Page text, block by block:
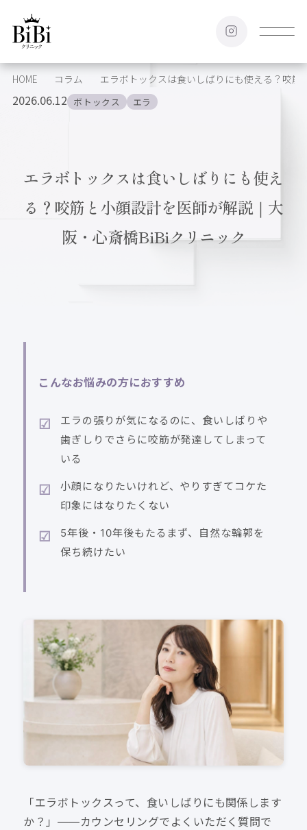
HOME コラム エラボトックスは食いしばりにも使える？咬
2026.06.12 ボトックス エラ
エラボトックスは食いしばりにも使え
る？咬筋と小顔設計を医師が解説｜大
阪・心斎橋BiBiクリニック
こんなお悩みの方におすすめ
エラの張りが気になるのに、食いしばりや
歯ぎしりでさらに咬筋が発達してしまって
いる
小顔になりたいけれど、やりすぎてコケた
印象にはなりたくない
5年後・10年後もたるまず、自然な輪郭を
保ち続けたい
「エラボトックスって、食いしばりにも関係します
か？」——カウンセリングでよくいただく質問で